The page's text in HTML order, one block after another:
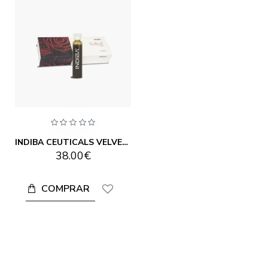
INDIBA CEUTICALS VELVET 20 VIALES
38.00€
COMPRAR